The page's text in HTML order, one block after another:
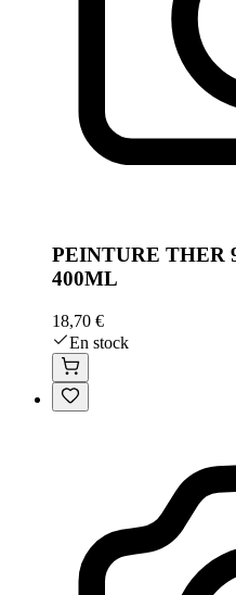
PEINTURE THER
400ML
18,70 €
En stock